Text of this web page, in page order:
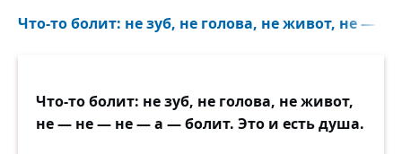
Что-то болит: не зуб, не голова, не живот, не —
Что-то болит: не зуб, не голова, не живот,
не — не — не — а — болит. Это и есть душа.